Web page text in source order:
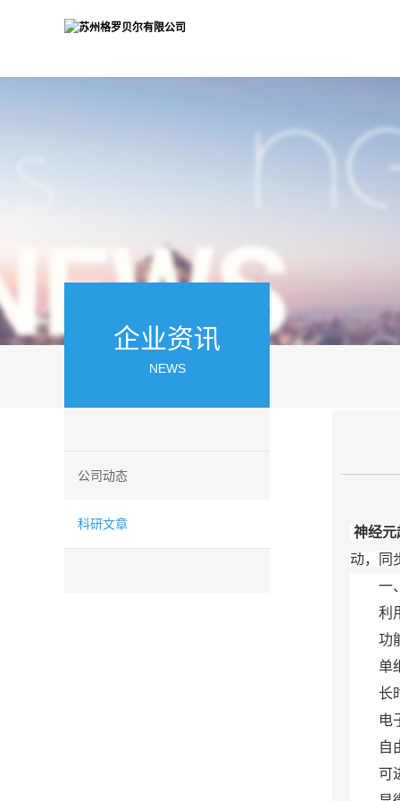
企业资讯
NEWS
公司动态
科研文章
神经元
动，同
一、
利用
功能
单细
长时
电子
自由
可进